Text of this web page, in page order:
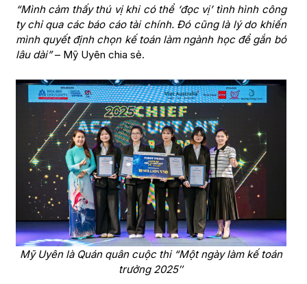
“Mình cảm thấy thú vị khi có thể ‘đọc vị’ tình hình công
ty chỉ qua các báo cáo tài chính. Đó cũng là lý do khiến
mình quyết định chọn kế toán làm ngành học để gắn bó
lâu dài”– Mỹ Uyên chia sẻ.
Mỹ Uyên là Quán quân cuộc thi “Một ngày làm kế toán
trưởng 2025″